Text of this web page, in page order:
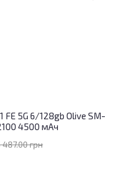
FE 5G 6/128gb Olive SM-
4500 мАч
487.00 грн